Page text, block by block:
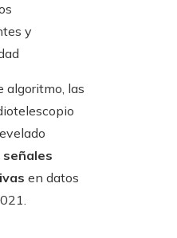
y
algoritmo, las
señales
en datos